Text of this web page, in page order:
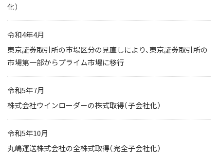
化）
令和4年4月
東京証券取引所の市場区分の見直しにより、東京証券取引所の
市場第一部からプライム市場に移行
令和5年7月
株式会社ウインローダーの株式取得（子会社化）
令和5年10月
丸嶋運送株式会社の全株式取得（完全子会社化）